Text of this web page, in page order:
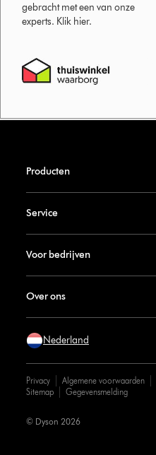
gebracht met een van onze
experts. Klik hier.
Producten
Service
Voor bedrijven
Over ons
Nederland
Privacy Algemene voorwaarden
Sitemap
Gegevensmelding
© Dyson 2026